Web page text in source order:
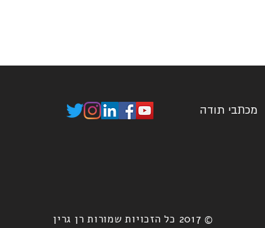
מכתבי תודה
© 2017 כל הזכויות שמורות רן גרין